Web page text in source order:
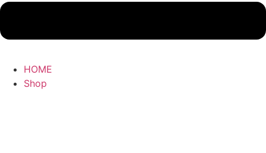
HOME
Shop